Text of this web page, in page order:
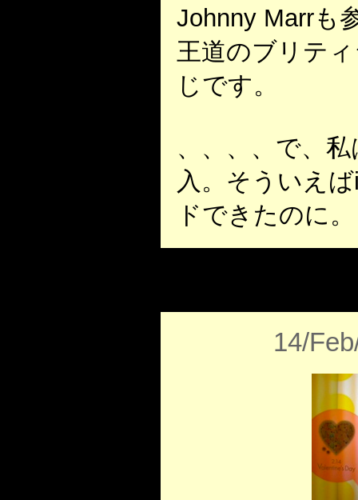
Johnny Marrも
王道のブリテ
じです。
、、、、で、
入。そういえ
ドできたのに。
14/